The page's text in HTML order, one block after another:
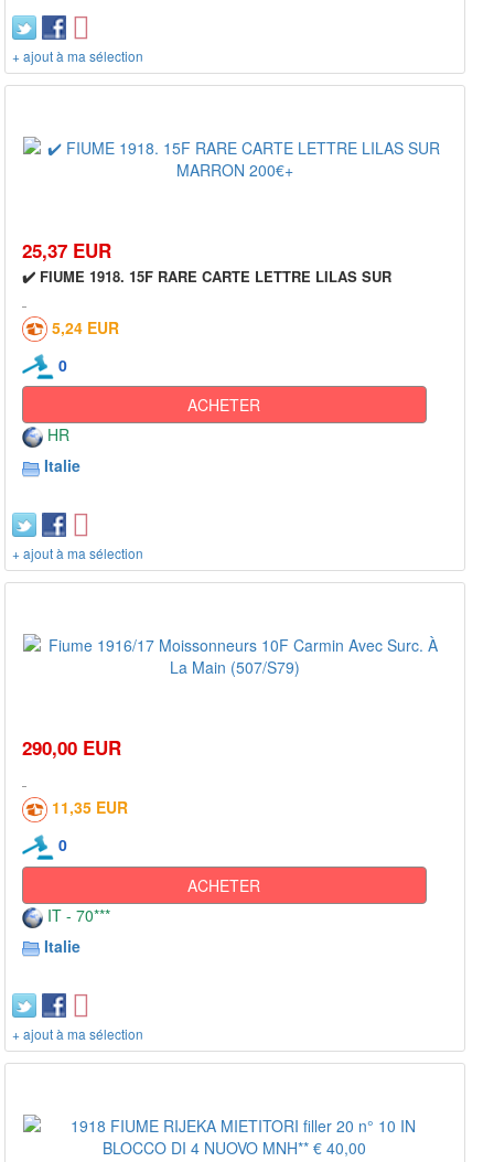
+ ajout à ma sélection
25,37 EUR
✔️ FIUME 1918. 15F RARE CARTE LETTRE LILAS SUR
5,24 EUR
0
ACHETER
HR
Italie
+ ajout à ma sélection
290,00 EUR
11,35 EUR
0
ACHETER
IT - 70***
Italie
+ ajout à ma sélection